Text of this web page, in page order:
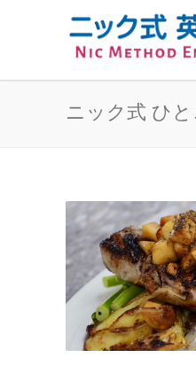
ニック式 ひ